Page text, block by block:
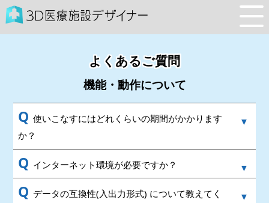
よくあるご質問
機能・動作について
Q 使いこなすにはどれくらいの期間がかかります
か？
Q インターネット環境が必要ですか？
Q データの互換性(入出力形式) について教えてく